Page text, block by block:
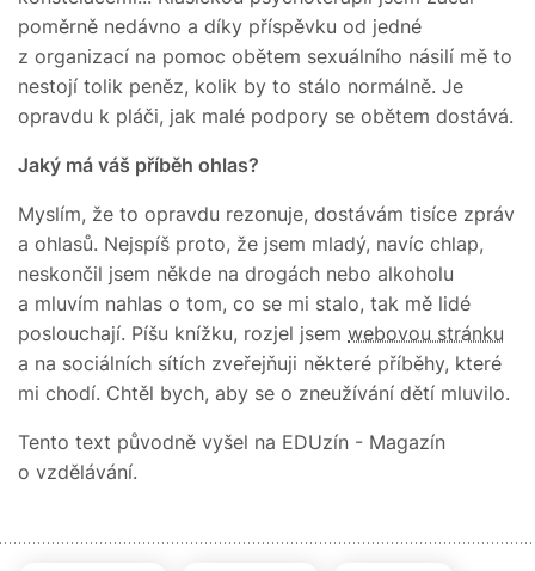
poměrně nedávno a díky příspěvku od jedné
z organizací na pomoc obětem sexuálního násilí mě to
nestojí tolik peněz, kolik by to stálo normálně. Je
opravdu k pláči, jak malé podpory se obětem dostává.
Jaký má váš příběh ohlas?
Myslím, že to opravdu rezonuje, dostávám tisíce zpráv
a ohlasů. Nejspíš proto, že jsem mladý, navíc chlap,
neskončil jsem někde na drogách nebo alkoholu
a mluvím nahlas o tom, co se mi stalo, tak mě lidé
poslouchají. Píšu knížku, rozjel jsem webovou stránku
a na sociálních sítích zveřejňuji některé příběhy, které
mi chodí. Chtěl bych, aby se o zneužívání dětí mluvilo.
Tento text původně vyšel na EDUzín - Magazín
o vzdělávání.